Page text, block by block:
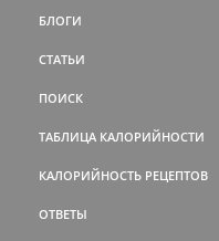
БЛОГИ
СТАТЬИ
ПОИСК
ТАБЛИЦА КАЛОРИЙНОСТИ
КАЛОРИЙНОСТЬ РЕЦЕПТОВ
ОТВЕТЫ